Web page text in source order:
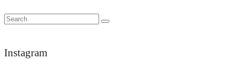
Instagram